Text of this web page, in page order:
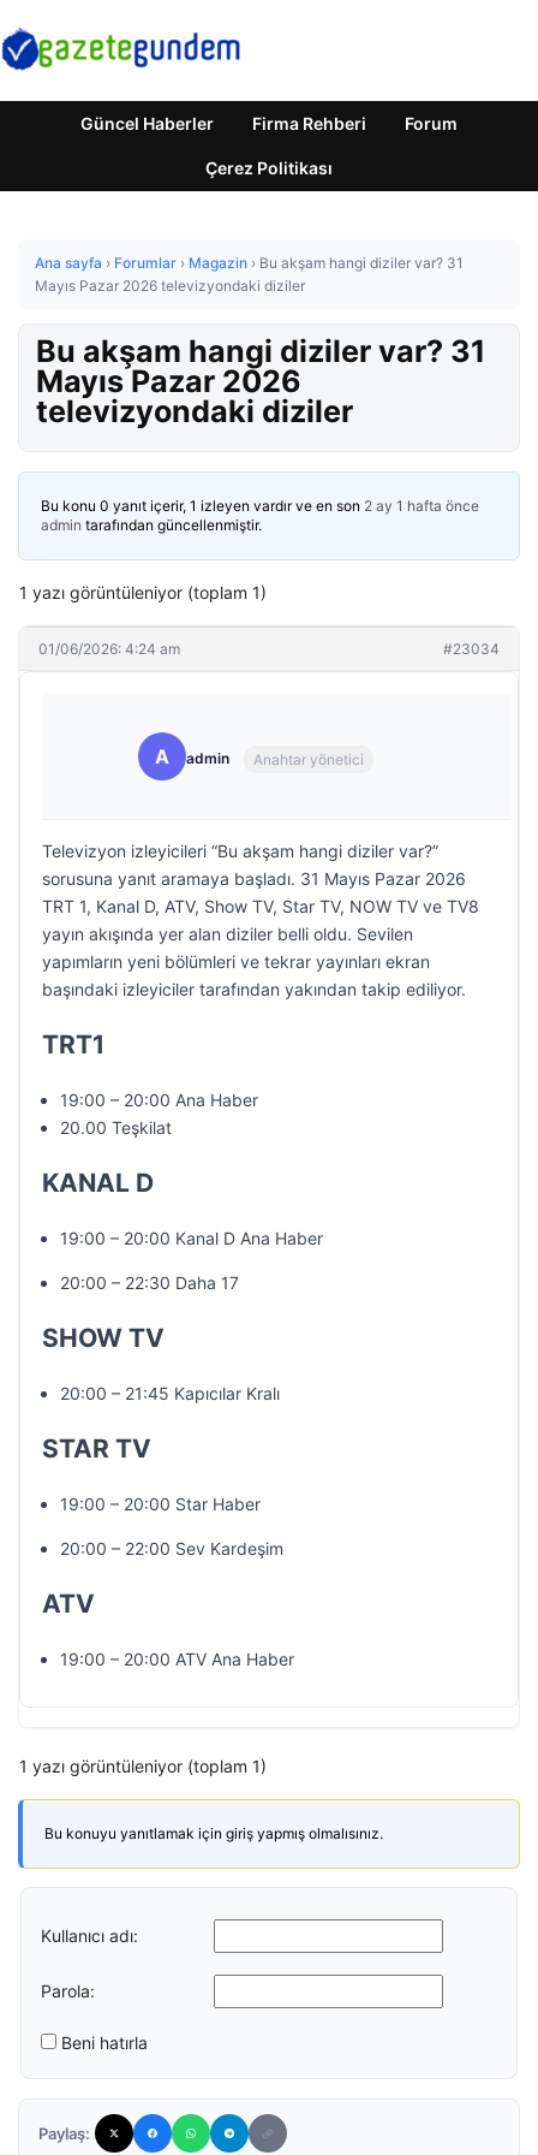
Güncel Haberler Firma Rehberi Forum
Çerez Politikası
Ana sayfa › Forumlar › Magazin › Bu akşam hangi diziler var? 31
Mayıs Pazar 2026 televizyondaki diziler
Bu akşam hangi diziler var? 31
Mayıs Pazar 2026
televizyondaki diziler
Bu konu 0 yanıt içerir, 1 izleyen vardır ve en son 2 ay 1 hafta önce
admin tarafından güncellenmiştir.
1 yazı görüntüleniyor (toplam 1)
01/06/2026: 4:24 am #23034
A admin Anahtar yönetici
Televizyon izleyicileri “Bu akşam hangi diziler var?”
sorusuna yanıt aramaya başladı. 31 Mayıs Pazar 2026
TRT 1, Kanal D, ATV, Show TV, Star TV, NOW TV ve TV8
yayın akışında yer alan diziler belli oldu. Sevilen
yapımların yeni bölümleri ve tekrar yayınları ekran
başındaki izleyiciler tarafından yakından takip ediliyor.
TRT1
19:00 – 20:00 Ana Haber
20.00 Teşkilat
KANAL D
19:00 – 20:00 Kanal D Ana Haber
20:00 – 22:30 Daha 17
SHOW TV
20:00 – 21:45 Kapıcılar Kralı
STAR TV
19:00 – 20:00 Star Haber
20:00 – 22:00 Sev Kardeşim
ATV
19:00 – 20:00 ATV Ana Haber
1 yazı görüntüleniyor (toplam 1)
Bu konuyu yanıtlamak için giriş yapmış olmalısınız.
Kullanıcı adı:
Parola:
Beni hatırla
Paylaş: